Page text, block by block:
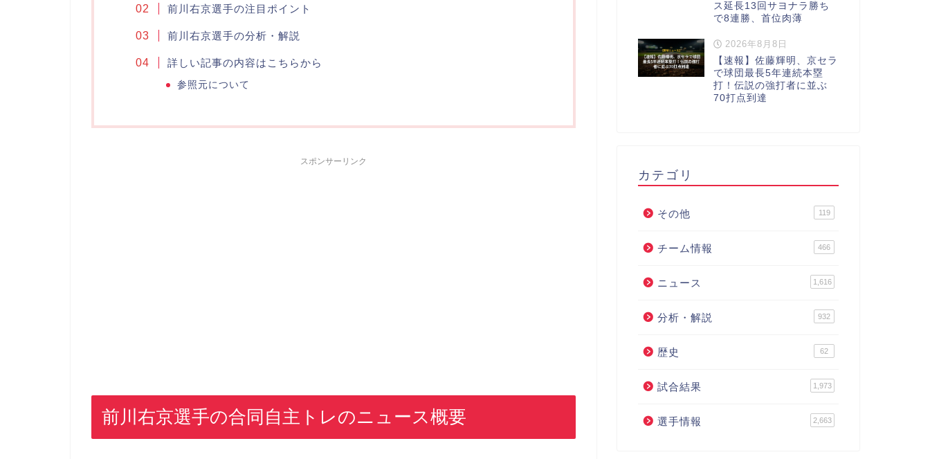
前川右京選手の注目ポイント
前川右京選手の分析・解説
詳しい記事の内容はこちらから
参照元について
スポンサーリンク
前川右京選手の合同自主トレのニュース概要
ス延長13回サヨナラ勝ち
で8連勝、首位肉薄
2026年8月8日
【速報】佐藤輝明、京セラ
で球団最長5年連続本塁
打！伝説の強打者に並ぶ
70打点到達
カテゴリ
その他 119
チーム情報 466
ニュース 1,616
分析・解説 932
歴史 62
試合結果 1,973
選手情報 2,663